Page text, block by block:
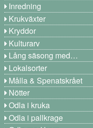
Inredning
Krukväxter
Kryddor
Kulturarv
Lång säsong med…
Lokalsorter
Målla & Spenatskrået
Nötter
Odla i kruka
Odla i pallkrage